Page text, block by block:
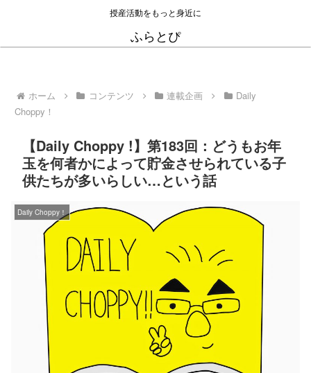
授産活動をもっと身近に
ふらとぴ
ホーム コンテンツ 連載企画
Daily
Choppy！
【Daily Choppy !】第183回：どうもお年
玉を何者かによって貯金させられている子
供たちが多いらしい…という話
Daily Choppy！